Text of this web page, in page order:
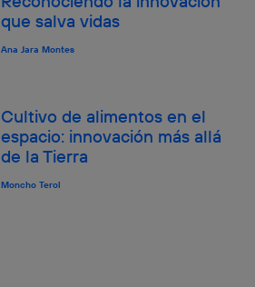
que salva vidas
Ana Jara Montes
Cultivo de alimentos en el
espacio: innovación más allá
de la Tierra
Moncho Terol